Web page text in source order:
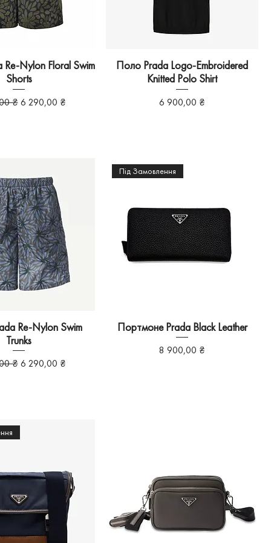
Nylon Floral Swim
Shorts
ціна
₴ За розпродажем
6 290,00 ₴
Поло Prada Logo-Embroidered
Knitted Polo Shirt
Ціна
6 900,00 ₴
Re-Nylon Swim
Trunks
ціна
₴ За розпродажем
6 290,00 ₴
Під Замовлення
Портмоне Prada Black Leather
Ціна
8 900,00 ₴